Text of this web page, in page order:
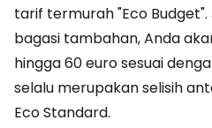
tarif termurah "Eco
bagasi tambahan, Anda
hingga 60 euro sesuai
selalu merupakan selisih
Eco Standard.